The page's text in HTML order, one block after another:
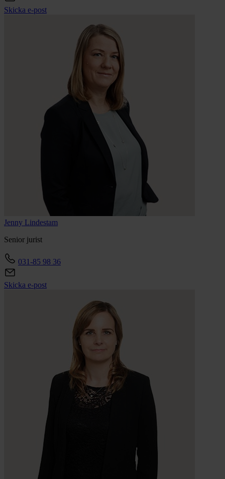
Skicka e-post
Jenny Lindestam
Senior jurist
031-85 98 36
Skicka e-post